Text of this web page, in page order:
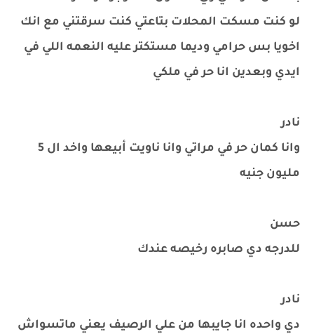
لو كنت مسكت المحلات بتاعتي كنت سرقتني مع انك
اخويا بس حرامي وديما مستكتر عليه النعمه اللي في
ايدي وبعدين انا حر في ملكي
نادر
وانا كمان حر في مراتي وانا ناويت أبيعها واخد ال 5
مليون جنيه
حسن
للدرجه دي صابره رخيصه عندك
نادر
دي واحده انا جايبها من علي الرصيف يعني ماتسواش